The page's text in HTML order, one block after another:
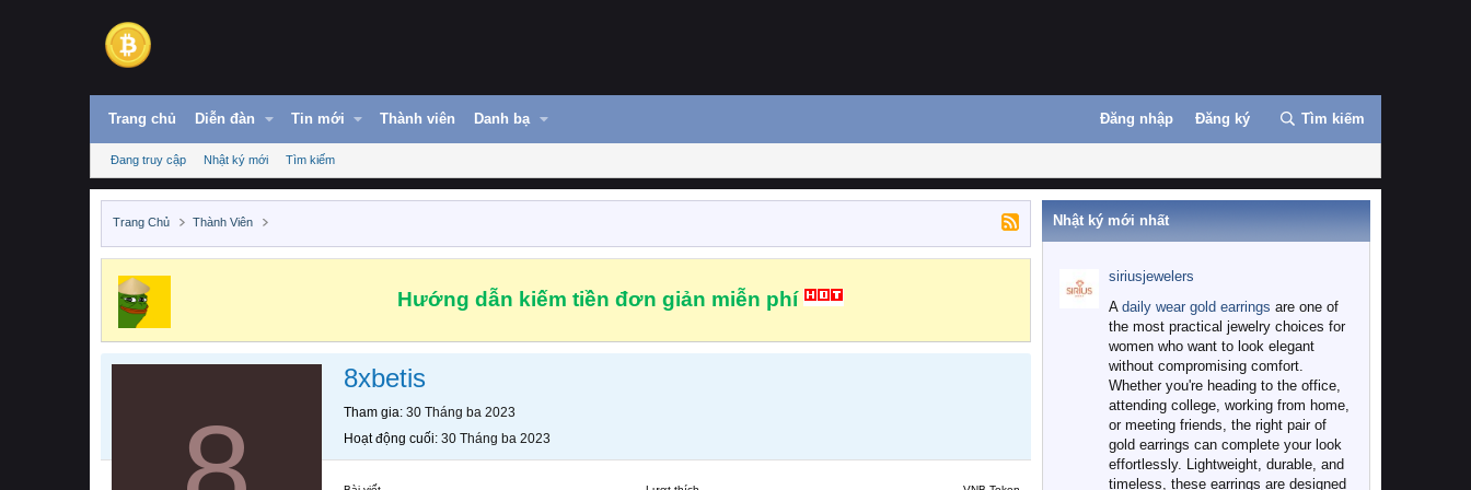
Trang chủ Diễn đàn Tin mới Thành viên Danh bạ Đăng nhập Đăng ký Tìm kiếm
Đang truy cập Nhật ký mới Tìm kiếm
Trang Chủ Thành Viên
Hướng dẫn kiếm tiền đơn giản miễn phí
8xbetis
Tham gia 30 Tháng ba 2023
Hoạt động cuối 30 Tháng ba 2023
Nhật ký mới nhất
siriusjewelers
A daily wear gold earrings are one of
the most practical jewelry choices for
women who want to look elegant
without compromising comfort.
Whether you're heading to the office,
attending college, working from home,
or meeting friends, the right pair of
gold earrings can complete your look
effortlessly. Lightweight, durable, and
timeless, these earrings are designed